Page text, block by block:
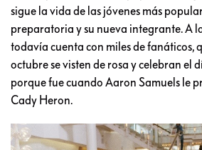
sigue la vida de las jóvenes más
preparatoria y su nueva integrante. A
todavía cuenta con miles de fanáticos,
octubre se visten de rosa y celebran el
porque fue cuando Aaron Samuels le
Cady Heron.